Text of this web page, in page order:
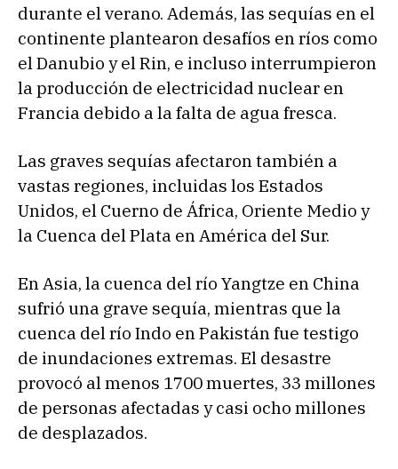
durante el verano. Además, las sequías en el
continente plantearon desafíos en ríos como
el Danubio y el Rin, e incluso interrumpieron
la producción de electricidad nuclear en
Francia debido a la falta de agua fresca.
Las graves sequías afectaron también a
vastas regiones, incluidas los Estados
Unidos, el Cuerno de África, Oriente Medio y
la Cuenca del Plata en América del Sur.
En Asia, la cuenca del río Yangtze en China
sufrió una grave sequía, mientras que la
cuenca del río Indo en Pakistán fue testigo
de inundaciones extremas. El desastre
provocó al menos 1700 muertes, 33 millones
de personas afectadas y casi ocho millones
de desplazados.